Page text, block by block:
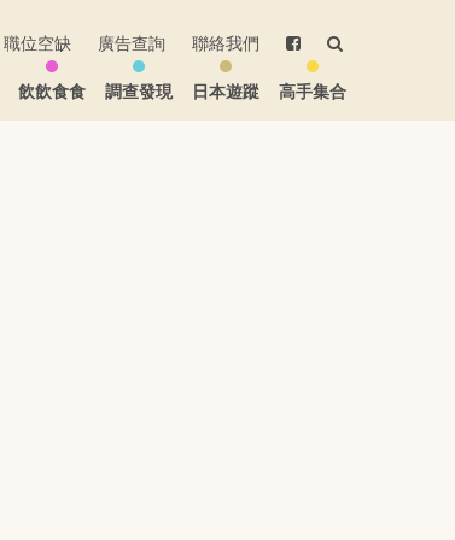
職位空缺 廣告查詢
聯絡我們
飲飲食食 調查發現 日本遊蹤 高手集合